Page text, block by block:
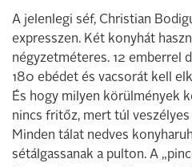
A jelenlegi séf, Christian
expresszen. Két konyhát
négyzetméteres. 12 emberrel
180 ebédet és vacsorát kell
És hogy milyen körülmények
nincs fritőz, mert túl veszélyes
Minden tálat nedves
sétálgassanak a pulton. A